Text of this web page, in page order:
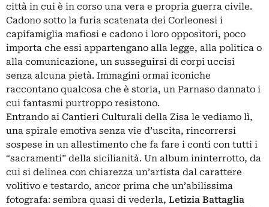
città in cui è in corso una vera e propria guerra civile.
Cadono sotto la furia scatenata dei Corleonesi i
capifamiglia mafiosi e cadono i loro oppositori, poco
importa che essi appartengano alla legge, alla politica o
alla comunicazione, un susseguirsi di corpi uccisi
senza alcuna pietà. Immagini ormai iconiche
raccontano qualcosa che è storia, un Parnaso dannato i
cui fantasmi purtroppo resistono.
Entrando ai Cantieri Culturali della Zisa le vediamo lì,
una spirale emotiva senza vie d’uscita, rincorrersi
sospese in un allestimento che fa fare i conti con tutti i
“sacramenti” della sicilianità. Un album ininterrotto, da
cui si delinea con chiarezza un’artista dal carattere
volitivo e testardo, ancor prima che un’abilissima
fotografa: sembra quasi di vederla, Letizia Battaglia